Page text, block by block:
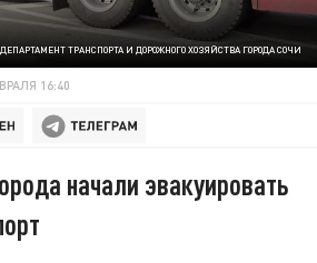
ТРАНСПОРТА И ДОРОЖНОГО ХОЗЯЙСТВА ГОРОДА СОЧИ
16:40
начали эвакуировать